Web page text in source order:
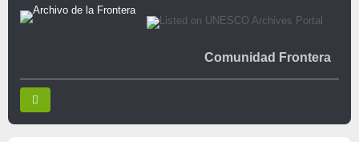
Comunidad Frontera